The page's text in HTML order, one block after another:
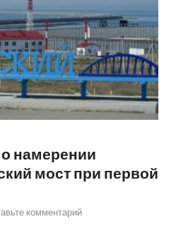
намерении
мост при первой
комментарий